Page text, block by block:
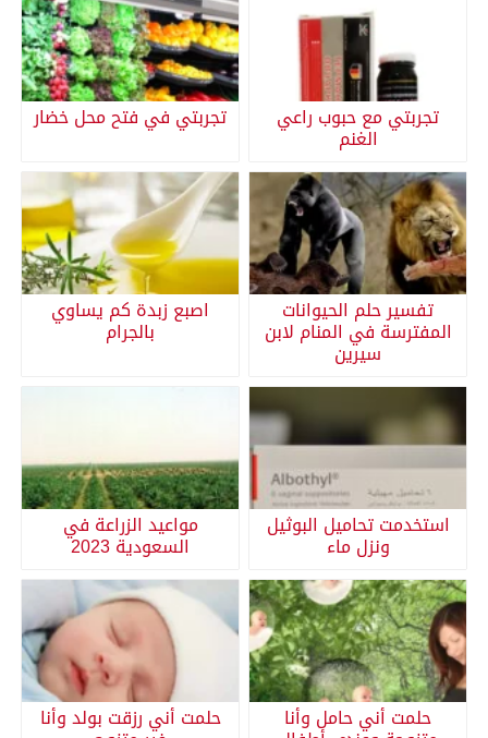
تجربتي مع حبوب راعي
الغنم
تجربتي في فتح محل خضار
تفسير حلم الحيوانات
المفترسة في المنام لابن
سيرين
اصبع زبدة كم يساوي
بالجرام
استخدمت تحاميل البوثيل
ونزل ماء
مواعيد الزراعة في
السعودية 2023
حلمت أني حامل وأنا حلمت أني رزقت بولد وأنا